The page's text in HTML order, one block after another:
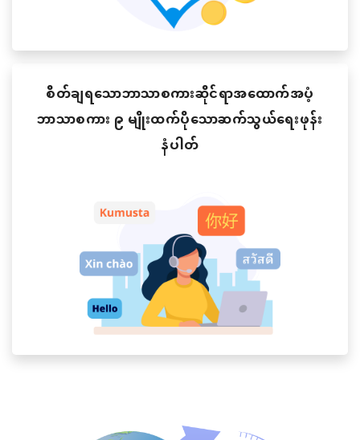
စိတ်ချရသောဘာသာစကားဆိုင်ရာအထောက်အပံ့
ဘာသာစကား ၉ မျိုးထက်ပိုသောဆက်သွယ်ရေးဖုန်း
နံပါတ်